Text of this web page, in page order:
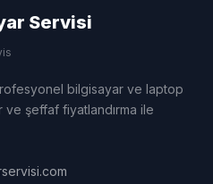
Servisi
bilgisayar ve laptop
ve şeffaf fiyatlandırma ile